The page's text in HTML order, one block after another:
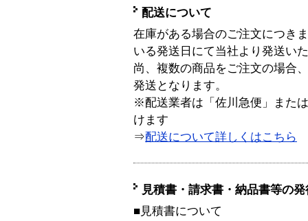
配送について
在庫がある場合のご注文につき
いる発送日にて当社より発送い
尚、複数の商品をご注文の場合
発送となります。
※配送業者は「佐川急便」また
けます
⇒配送について詳しくはこちら
見積書・請求書・納品書等の
■見積書について